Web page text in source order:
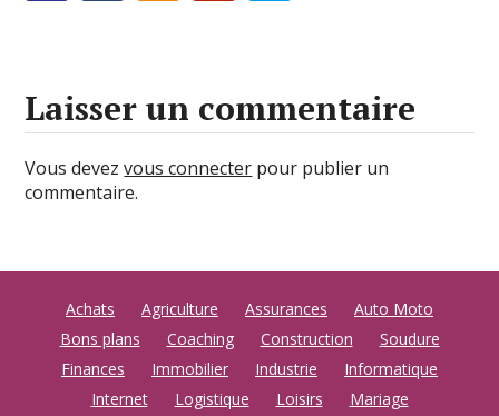
Laisser un commentaire
Vous devezvous connecter pour publier un
commentaire.
Achats Agriculture Assurances
Auto Moto
Bons plans
Coaching Construction
Soudure
Finances
Immobilier Industrie
Informatique
Internet
Logistique Loisirs
Mariage